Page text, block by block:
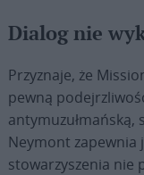
Dialog nie
Przyznaje, że
pewną
antymuzułmańską,
Neymont zapewnia
stowarzyszenia nie